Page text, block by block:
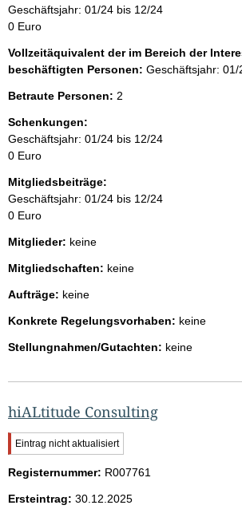
Geschäftsjahr: 01/24 bis 12/24
0 Euro
Vollzeitäquivalent der im Bereich der
beschäftigten Personen: Geschäftsjahr:
Betraute Personen: 2
Schenkungen:
Geschäftsjahr: 01/24 bis 12/24
0 Euro
Mitgliedsbeiträge:
Geschäftsjahr: 01/24 bis 12/24
0 Euro
Mitglieder: keine
Mitgliedschaften: keine
Aufträge: keine
Konkrete Regelungsvorhaben: keine
Stellungnahmen/Gutachten: keine
hiALtitude Consulting
W
i
c
t
Eintrag nicht aktualisiert
Registernummer: R007761
Ersteintrag: 30.12.2025